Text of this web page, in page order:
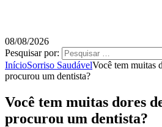
08/08/2026
Pesquisar por:
InícioSorriso SaudávelVocê tem muitas
procurou um dentista?
Você tem muitas dores
procurou um dentista?